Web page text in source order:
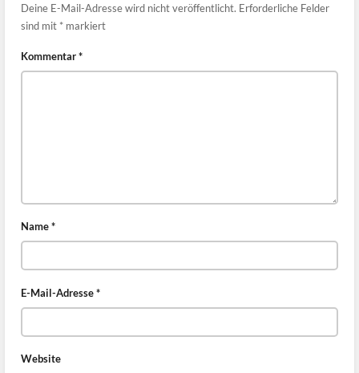
Deine E-Mail-Adresse wird nicht veröffentlicht. Erforderliche Felder
sind mit * markiert
Kommentar*
Name*
E-Mail-Adresse*
Website